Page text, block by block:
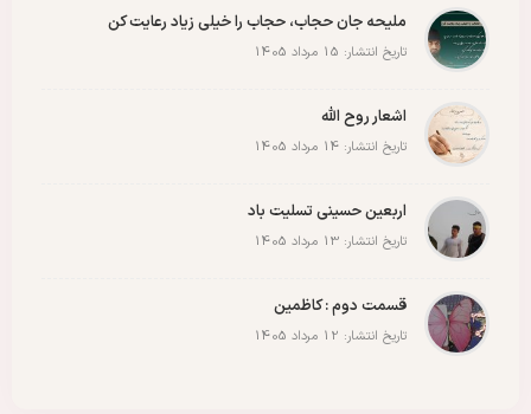
ملیحه جان حجاب، حجاب را خیلی زیاد رعایت کن
تاریخ انتشار: 15 مرداد 1405
اشعار روح الله
تاریخ انتشار: 14 مرداد 1405
اربعین حسینی تسلیت باد
تاریخ انتشار: 13 مرداد 1405
قسمت دوم : کاظمین
تاریخ انتشار: 12 مرداد 1405